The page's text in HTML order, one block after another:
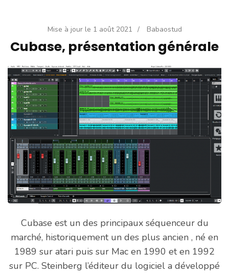
Mise à jour le 1 août 2021 / Babaostud
Cubase, présentation générale
Cubase est un des principaux séquenceur du
marché, historiquement un des plus ancien , né en
1989 sur atari puis sur Mac en 1990 et en 1992
sur PC. Steinberg l’éditeur du logiciel a développé